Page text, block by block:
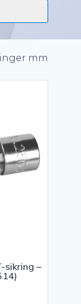
mm
sikring –